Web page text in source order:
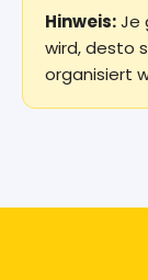
Hinweis:Je
wird, desto
organisiert